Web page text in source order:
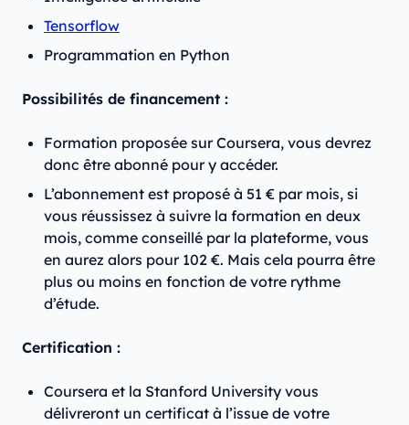
Tensorflow
Programmation en Python
Possibilités de financement :
Formation proposée sur Coursera, vous devrez
donc être abonné pour y accéder.
L’abonnement est proposé à 51 € par mois, si
vous réussissez à suivre la formation en deux
mois, comme conseillé par la plateforme, vous
en aurez alors pour 102 €. Mais cela pourra être
plus ou moins en fonction de votre rythme
d’étude.
Certification :
Coursera et la Stanford University vous
délivreront un certificat à l’issue de votre